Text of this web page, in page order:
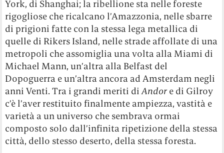
York, di Shanghai; la ribellione sta nelle foreste
rigogliose che ricalcano l’Amazzonia, nelle sbarre
di prigioni fatte con la stessa lega metallica di
quelle di Rikers Island, nelle strade affollate di una
metropoli che assomiglia una volta alla Miami di
Michael Mann, un’altra alla Belfast del
Dopoguerra e un’altra ancora ad Amsterdam negli
anni Venti. Tra i grandi meriti diAndor e di Gilroy
c’è l’aver restituito finalmente ampiezza, vastità e
varietà a un universo che sembrava ormai
composto solo dall’infinita ripetizione della stessa
città, dello stesso deserto, della stessa foresta.